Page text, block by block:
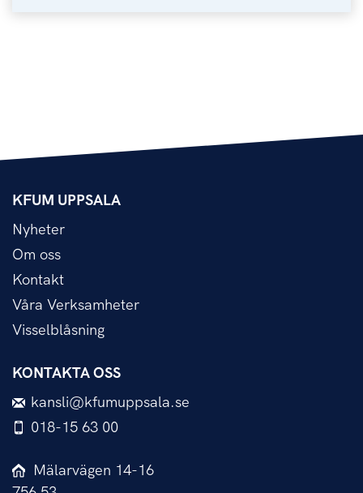
KFUM UPPSALA
Nyheter
Om oss
Kontakt
Våra Verksamheter
Visselblåsning
KONTAKTA OSS
kansli@kfumuppsala.se
018-15 63 00
Mälarvägen 14-16